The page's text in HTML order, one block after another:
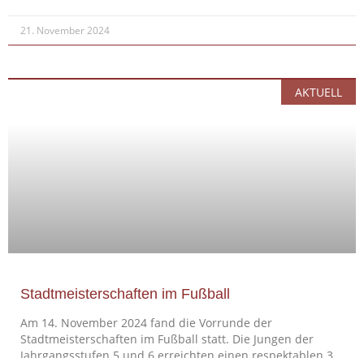
21. November 2024
AKTUELL
Stadtmeisterschaften im Fußball
Am 14. November 2024 fand die Vorrunde der
Stadtmeisterschaften im Fußball statt. Die Jungen der